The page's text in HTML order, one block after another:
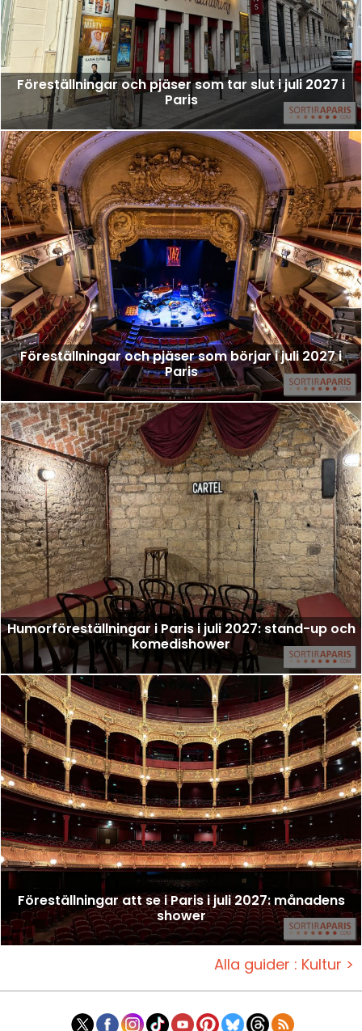
Föreställningar och pjäser som tar slut i juli 2027 i
Paris
Föreställningar och pjäser som börjar i juli 2027 i
Paris
Humorföreställningar i Paris i juli 2027: stand-up och
komedishower
Föreställningar att se i Paris i juli 2027: månadens
shower
Alla guider : Kultur >